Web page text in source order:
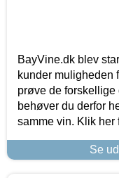
BayVine.dk blev
kunder muligheden
prøve de forskellige
behøver du derfor
samme vin. Klik her
Se